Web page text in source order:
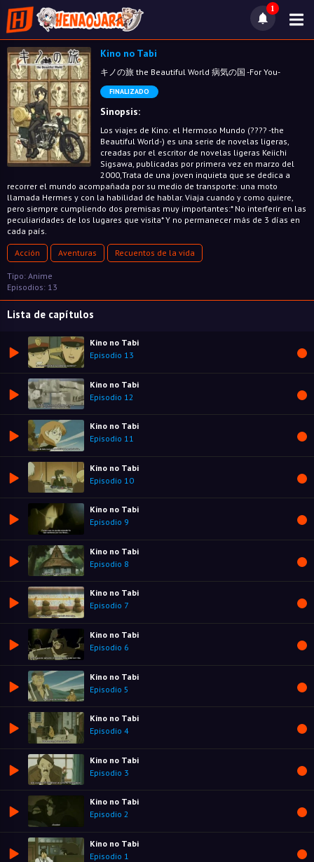
1
Kino no Tabi
キノの旅 the Beautiful World 病気の国 -For You-
FINALIZADO
Sinopsis:
Los viajes de Kino: el Hermoso Mundo (???? -the
Beautiful World-) es una serie de novelas ligeras,
creadas por el escritor de novelas ligeras Keiichi
Sigsawa, publicadas por primera vez en marzo del
2000,Trata de una joven inquieta que se dedica a
recorrer el mundo acompañada por su medio de transporte: una moto
llamada Hermes y con la habilidad de hablar. Viaja cuando y como quiere,
pero siempre cumpliendo dos premisas muy importantes:* No interferir en las
peculiaridades de los lugares que visita* Y no permanecer más de 3 días en
cada país.
Acción Aventuras Recuentos de la vida
Tipo: Anime
Episodios: 13
Lista de capítulos
Kino no Tabi
Episodio 13
Kino no Tabi
Episodio 12
Kino no Tabi
Episodio 11
Kino no Tabi
Episodio 10
Kino no Tabi
Episodio 9
Kino no Tabi
Episodio 8
Kino no Tabi
Episodio 7
Kino no Tabi
Episodio 6
Kino no Tabi
Episodio 5
Kino no Tabi
Episodio 4
Kino no Tabi
Episodio 3
Kino no Tabi
Episodio 2
Kino no Tabi
Episodio 1